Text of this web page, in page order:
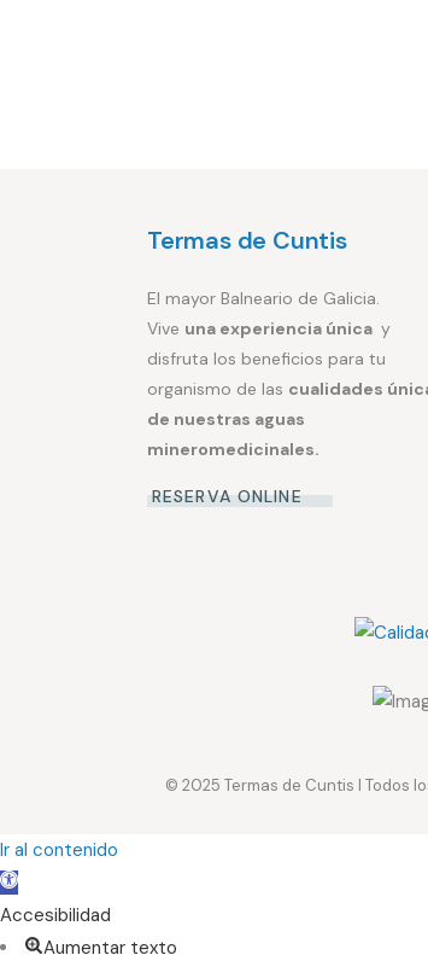
Termas de Cuntis
El mayor Balneario de Galicia.
Vive una experiencia única y
disfruta los beneficios para tu
organismo de las cualidades
de nuestras aguas
mineromedicinales.
RESERVA ONLINE
© 2025 Termas de Cuntis I Todos
Ir al contenido
Abrir
barra
de
Accesibilidad
Aumentar texto